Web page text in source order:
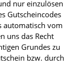
nur einzulösen
Gutscheincodes
automatisch vom
uns das Recht
Grundes zu
bzw. durch